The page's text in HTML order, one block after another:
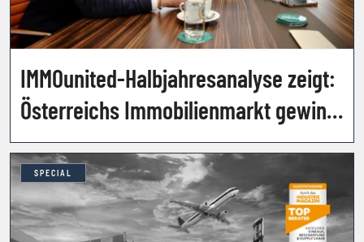
IMMOunited-Halbjahresanalyse zeigt:
Österreichs Immobilienmarkt gewinnt
weiter an Fahrt
SPECIAL